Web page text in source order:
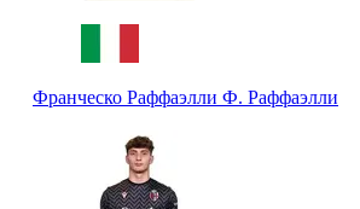
Франческо Раффаэлли Ф. Раффаэлли